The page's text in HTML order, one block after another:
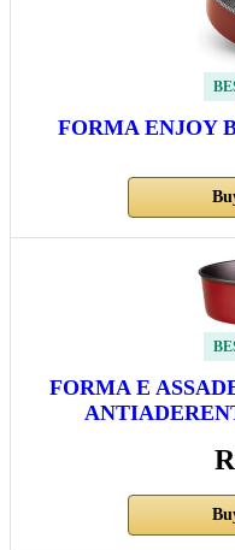
FORMA ENJOY
FORMA E